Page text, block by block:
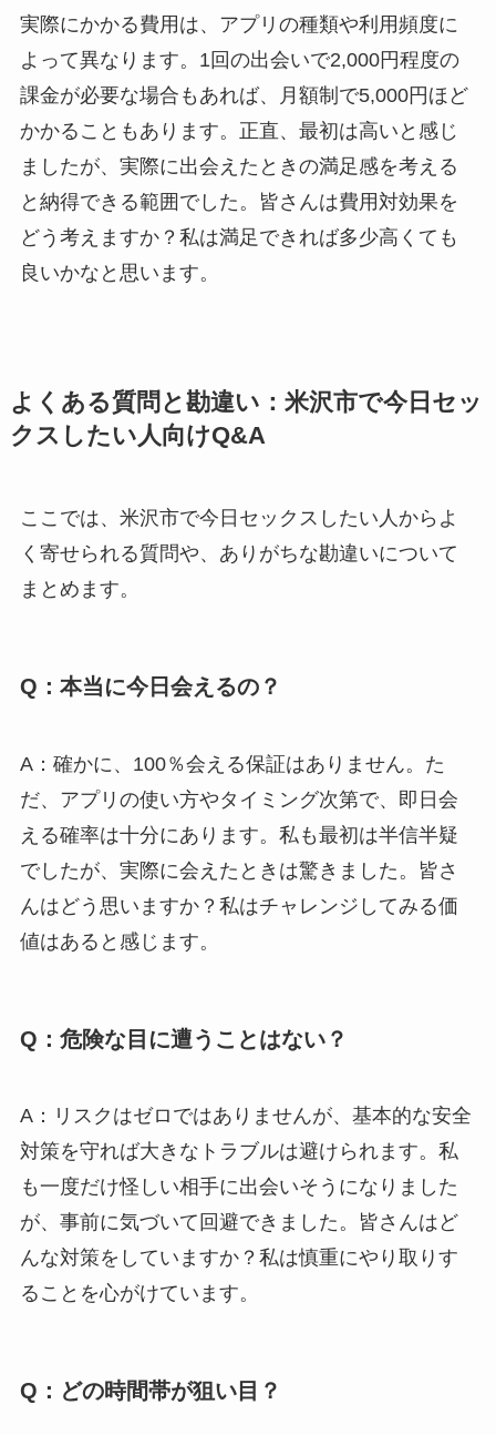
実際にかかる費用は、アプリの種類や利用頻度に
よって異なります。1回の出会いで2,000円程度の
課金が必要な場合もあれば、月額制で5,000円ほど
かかることもあります。正直、最初は高いと感じ
ましたが、実際に出会えたときの満足感を考える
と納得できる範囲でした。皆さんは費用対効果を
どう考えますか？私は満足できれば多少高くても
良いかなと思います。
よくある質問と勘違い：米沢市で今日セッ
クスしたい人向けQ&A
ここでは、米沢市で今日セックスしたい人からよ
く寄せられる質問や、ありがちな勘違いについて
まとめます。
Q：本当に今日会えるの？
A：確かに、100％会える保証はありません。た
だ、アプリの使い方やタイミング次第で、即日会
える確率は十分にあります。私も最初は半信半疑
でしたが、実際に会えたときは驚きました。皆さ
んはどう思いますか？私はチャレンジしてみる価
値はあると感じます。
Q：危険な目に遭うことはない？
A：リスクはゼロではありませんが、基本的な安全
対策を守れば大きなトラブルは避けられます。私
も一度だけ怪しい相手に出会いそうになりました
が、事前に気づいて回避できました。皆さんはど
んな対策をしていますか？私は慎重にやり取りす
ることを心がけています。
Q：どの時間帯が狙い目？